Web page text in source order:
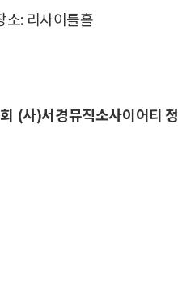
소: 리사이틀홀
(사)서경뮤직소사이어티